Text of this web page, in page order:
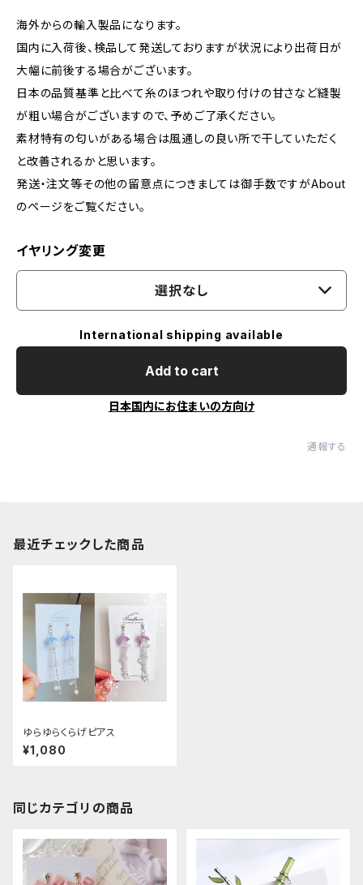
海外からの輸入製品になります。
国内に入荷後、検品して発送しておりますが状況により出荷日が
大幅に前後する場合がございます。
日本の品質基準と比べて糸のほつれや取り付けの甘さなど縫製
が粗い場合がございますので、予めご了承ください。
素材特有の匂いがある場合は風通しの良い所で干していただく
と改善されるかと思います。
発送・注文等その他の留意点につきましては御手数ですがAbout
のページをご覧ください。
イヤリング変更
選択なし
International shipping available
Add to cart
日本国内にお住まいの方向け
通報する
最近チェックした商品
ゆらゆらくらげピアス
¥1,080
同じカテゴリの商品